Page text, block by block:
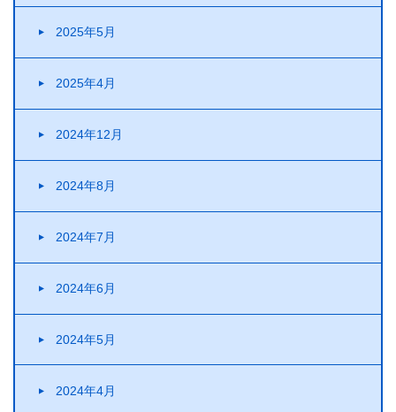
2025年5月
2025年4月
2024年12月
2024年8月
2024年7月
2024年6月
2024年5月
2024年4月